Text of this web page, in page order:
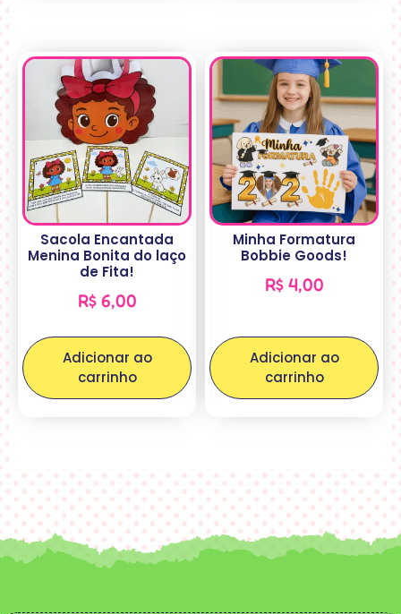
Sacola Encantada
Menina Bonita do laço
de Fita!
R$6,00
Adicionar ao
carrinho
Minha Formatura
Bobbie Goods!
R$4,00
Adicionar ao
carrinho